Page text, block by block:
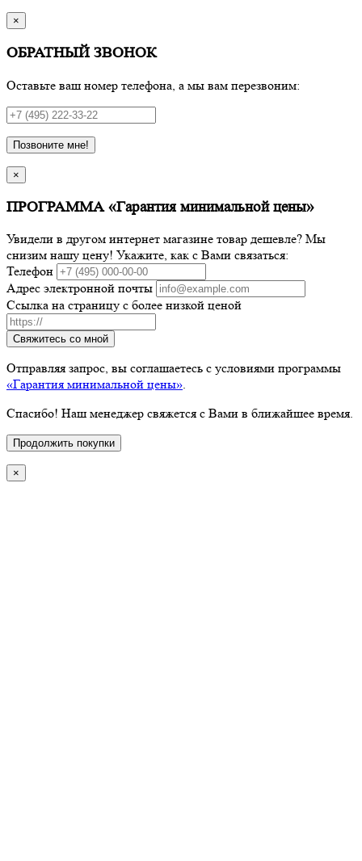
×
ОБРАТНЫЙ ЗВОНОК
Оставьте ваш номер телефона, а мы вам перезвоним:
Позвоните мне!
×
ПРОГРАММА «Гарантия минимальной цены»
Увидели в другом интернет магазине товар дешевле? Мы
снизим нашу цену! Укажите, как с Вами связаться:
Телефон
Адрес электронной почты
Ссылка на страницу с более низкой ценой
Свяжитесь со мной
Отправляя запрос, вы соглашаетесь с условиями программы
«Гарантия минимальной цены».
Спасибо! Наш менеджер свяжется с Вами в ближайшее время.
Продолжить покупки
×